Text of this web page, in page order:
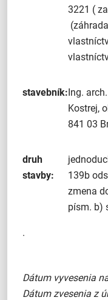
3221 (
stavebník:Ing.
Kostrej,
841 03
druh
stavby:
139b
zmena
písm. b)
.
Dátum vyvesenia
Dátum zvesenia z